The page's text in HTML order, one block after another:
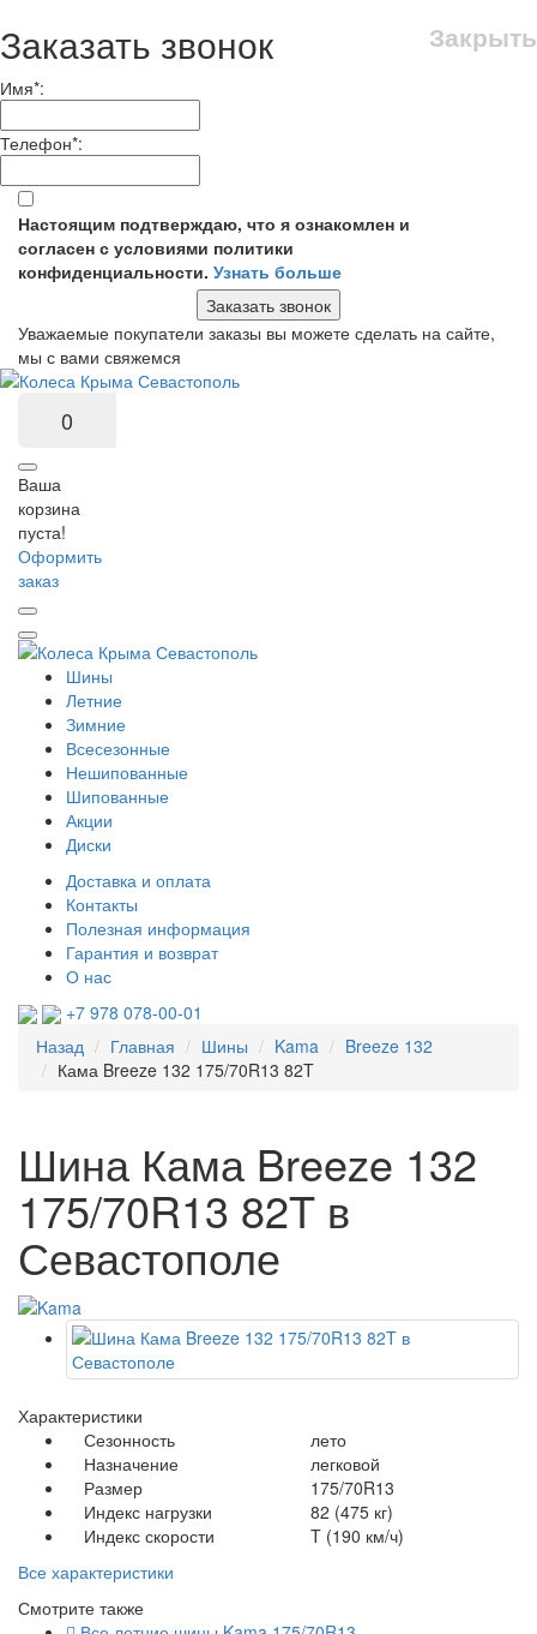
Закрыть
Заказать звонок
Имя*:
Телефон*:
Настоящим подтверждаю, что я ознакомлен и
согласен с условиями политики
конфиденциальности. Узнать больше
Заказать звонок
Уважаемые покупатели заказы вы можете сделать на сайте,
мы с вами свяжемся
0
Ваша
корзина
пуста!
Оформить
заказ
Шины
Летние
Зимние
Всесезонные
Нешипованные
Шипованные
Акции
Диски
Доставка и оплата
Контакты
Полезная информация
Гарантия и возврат
О нас
+7 978 078-00-01
Назад
Главная Шины Kama
Breeze 132
Кама Breeze 132 175/70R13 82T
Шина Кама Breeze 132
175/70R13 82T в
Севастополе
Характеристики
Сезонность
лето
Назначение
легковой
Размер
175/70R13
Индекс нагрузки
82 (475 кг)
Индекс скорости
T (190 км/ч)
Все характеристики
Смотрите также